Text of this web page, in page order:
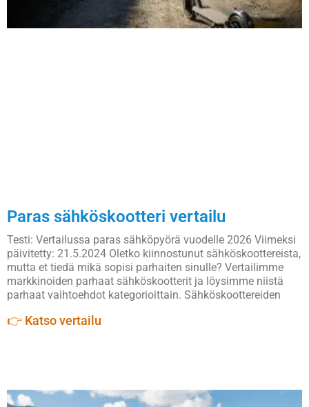
Paras sähköskootteri vertailu
Testi: Vertailussa paras sähköpyörä vuodelle 2026 Viimeksi
päivitetty: 21.5.2024 Oletko kiinnostunut sähköskoottereista,
mutta et tiedä mikä sopisi parhaiten sinulle? Vertailimme
markkinoiden parhaat sähköskootterit ja löysimme niistä
parhaat vaihtoehdot kategorioittain. Sähköskoottereiden
👉 Katso vertailu